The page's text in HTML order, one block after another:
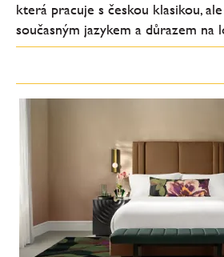
která pracuje s českou klasikou,
současným jazykem a důrazem na